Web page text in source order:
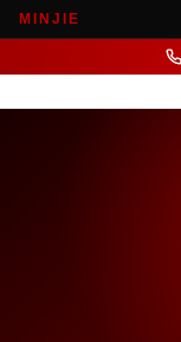
MINJIE